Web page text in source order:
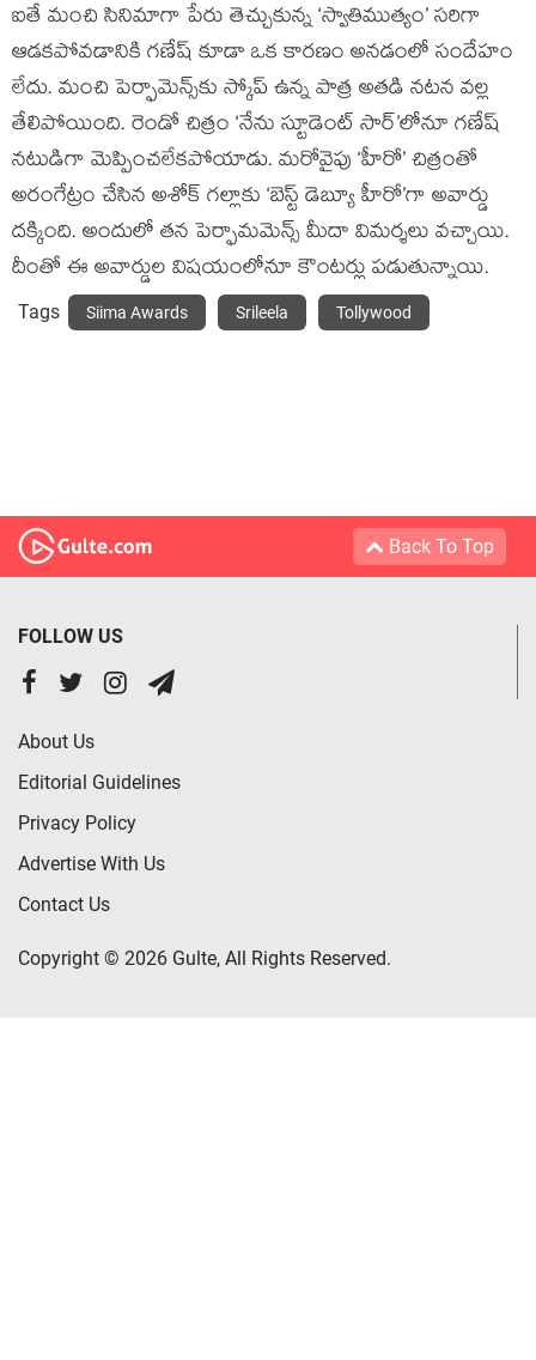
ఐతే మంచి సినిమాగా పేరు తెచ్చుకున్న ‘స్వాతిముత్యం’ సరిగా
ఆడకపోవడానికి గణేష్ కూడా ఒక కారణం అనడంలో సందేహం
లేదు. మంచి పెర్ఫామెన్స్‌కు స్కోప్ ఉన్న పాత్ర అతడి నటన వల్ల
తేలిపోయింది. రెండో చిత్రం ‘నేను స్టూడెంట్ సార్’లోనూ గణేష్
నటుడిగా మెప్పించలేకపోయాడు. మరోవైపు ‘హీరో’ చిత్రంతో
అరంగేట్రం చేసిన అశోక్ గల్లాకు ‘బెస్ట్ డెబ్యూ హీరో’గా అవార్డు
దక్కింది. అందులో తన పెర్ఫామమెన్స్ మీదా విమర్శలు వచ్చాయి.
దీంతో ఈ అవార్డుల విషయంలోనూ కౌంటర్లు పడుతున్నాయి.
Tags Siima Awards Srileela Tollywood
Back To Top
FOLLOW US
About Us
Editorial Guidelines
Privacy Policy
Advertise With Us
Contact Us
Copyright © 2026 Gulte, All Rights Reserved.